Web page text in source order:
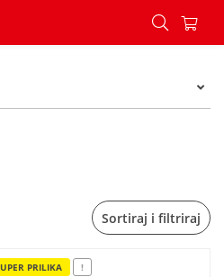
Kategorije - Konzum
Sortiraj i filtriraj
PRILIKA !